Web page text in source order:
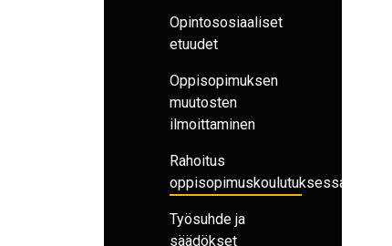
Opintososiaaliset
etuudet
Oppisopimuksen
muutosten
ilmoittaminen
Rahoitus
oppisopimuskoulutuksessa
Työsuhde ja
säädökset